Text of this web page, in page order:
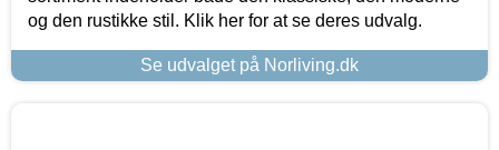
og den rustikke stil. Klik her for at se deres udvalg.
Se udvalget på Norliving.dk